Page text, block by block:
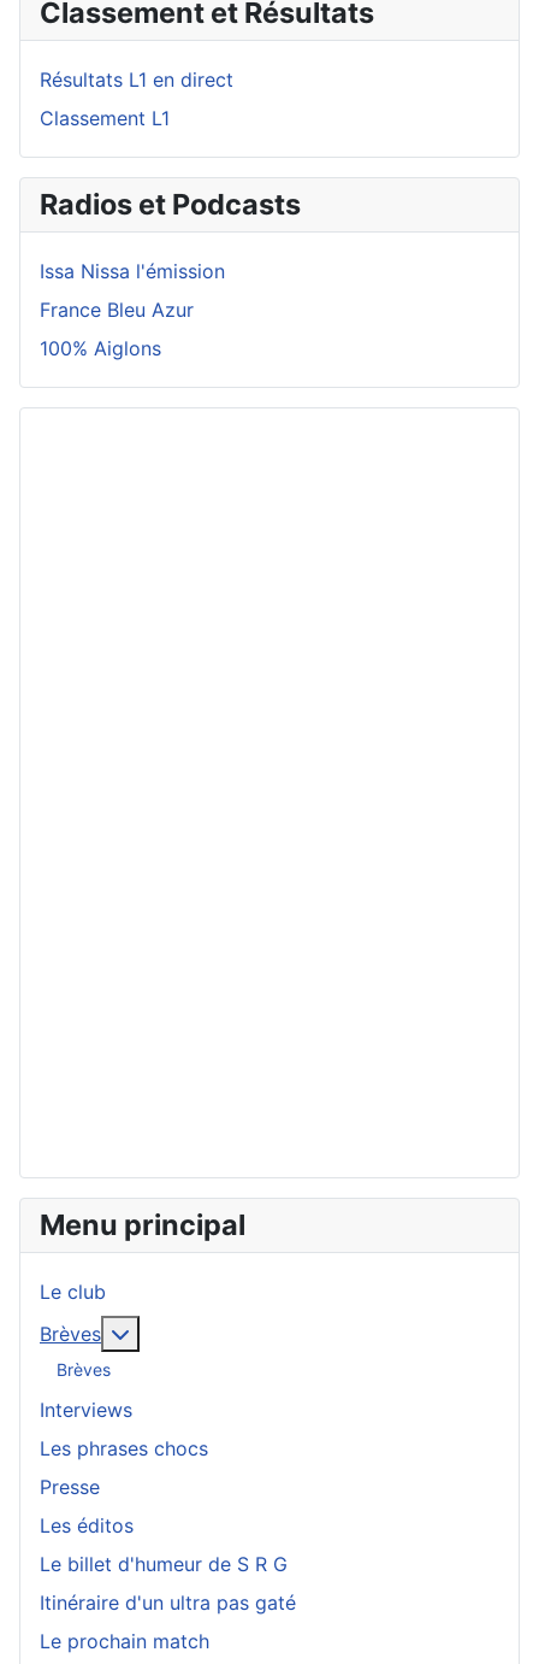
Classement et Résultats
Résultats L1 en direct
Classement L1
Radios et Podcasts
Issa Nissa l'émission
France Bleu Azur
100% Aiglons
Menu principal
Le club
Brèves
Brèves
Interviews
Les phrases chocs
Presse
Les éditos
Le billet d'humeur de S R G
Itinéraire d'un ultra pas gaté
Le prochain match